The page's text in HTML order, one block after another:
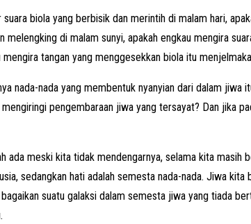
biola yang berbisik dan merintih di malam hari,
melengking di malam sunyi, apakah engkau mengira
mengira tangan yang menggesekkan biola itu
nada-nada yang membentuk nyanyian dari dalam
pengembaraan jiwa yang tersayat? Dan jika
ada meski kita tidak mendengarnya, selama kita
sedangkan hati adalah semesta nada-nada. Jiwa
suatu galaksi dalam semesta jiwa yang tiada